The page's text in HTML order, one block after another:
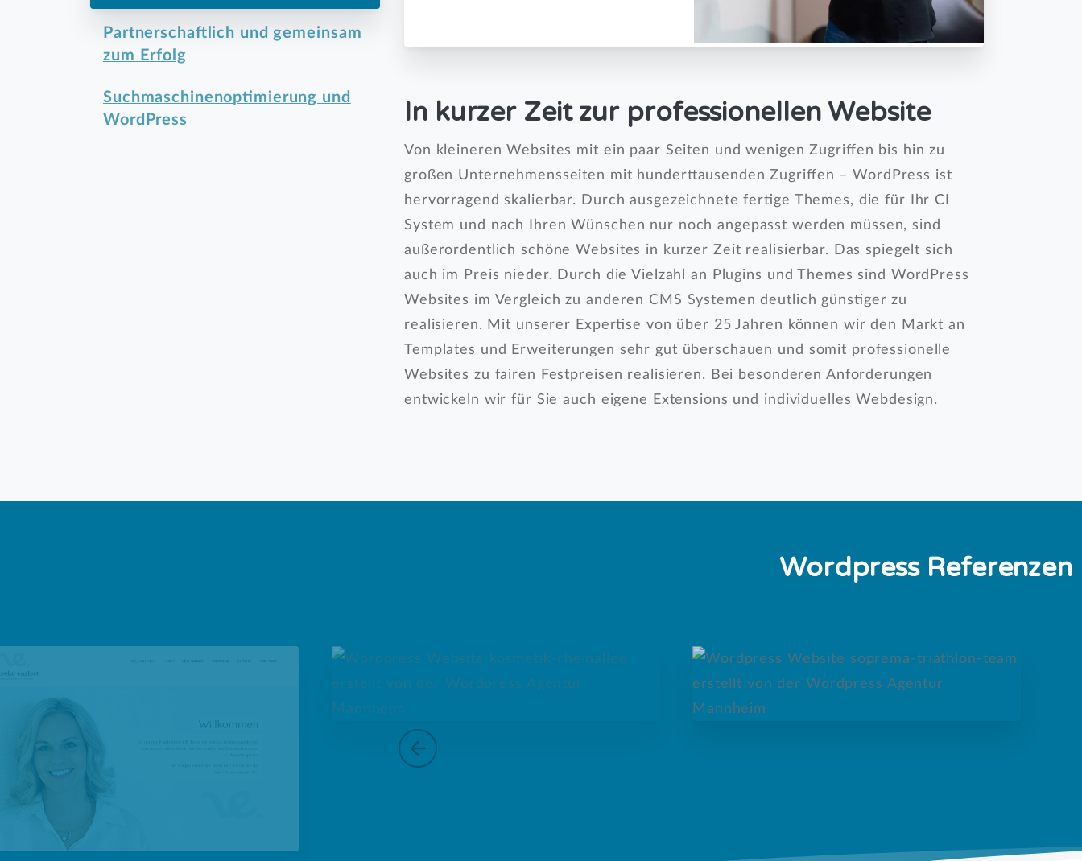
Partnerschaftlich und gemeinsam
zum Erfolg
Suchmaschinenoptimierung und
WordPress
In kurzer Zeit zur professionellen Website
Von kleineren Websites mit ein paar Seiten und wenigen Zugriffen bis hin zu
großen Unternehmensseiten mit hunderttausenden Zugriffen – WordPress ist
hervorragend skalierbar. Durch ausgezeichnete fertige Themes, die für Ihr CI
System und nach Ihren Wünschen nur noch angepasst werden müssen, sind
außerordentlich schöne Websites in kurzer Zeit realisierbar. Das spiegelt sich
auch im Preis nieder. Durch die Vielzahl an Plugins und Themes sind WordPress
Websites im Vergleich zu anderen CMS Systemen deutlich günstiger zu
realisieren. Mit unserer Expertise von über 25 Jahren können wir den Markt an
Templates und Erweiterungen sehr gut überschauen und somit professionelle
Websites zu fairen Festpreisen realisieren. Bei besonderen Anforderungen
entwickeln wir für Sie auch eigene Extensions und individuelles Webdesign.
Wordpress Referenzen